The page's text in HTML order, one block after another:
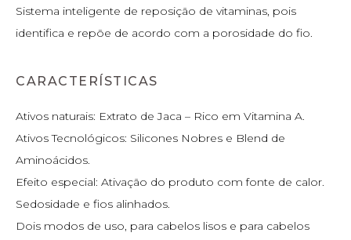
Sistema inteligente de reposição de vitaminas, pois
identifica e repõe de acordo com a porosidade do fio.
CARACTERÍSTICAS
Ativos naturais: Extrato de Jaca – Rico em Vitamina A.
Ativos Tecnológicos: Silicones Nobres e Blend de
Aminoácidos.
Efeito especial: Ativação do produto com fonte de calor.
Sedosidade e fios alinhados.
Dois modos de uso, para cabelos lisos e para cabelos